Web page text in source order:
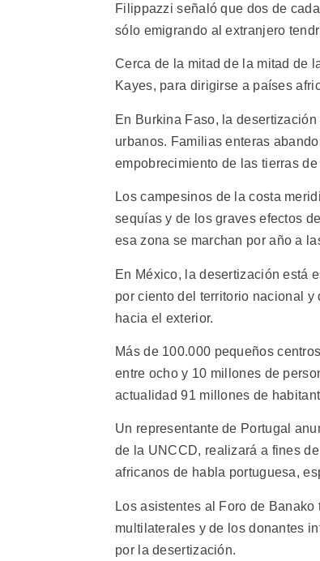
Filippazzi señaló que dos de
sólo emigrando al extranjero
Cerca de la mitad de la mitad de
Kayes, para dirigirse a países
En Burkina Faso, la
urbanos. Familias enteras
empobrecimiento de las tierras de
Los campesinos de la costa
sequías y de los graves efectos
esa zona se marchan por año a
En México, la desertización está
por ciento del territorio nacional
hacia el exterior.
Más de 100.000 pequeños
entre ocho y 10 millones de
actualidad 91 millones de
Un representante de Portugal
de la UNCCD, realizará a fines
africanos de habla portuguesa,
Los asistentes al Foro de
multilaterales y de los donantes
por la desertización.